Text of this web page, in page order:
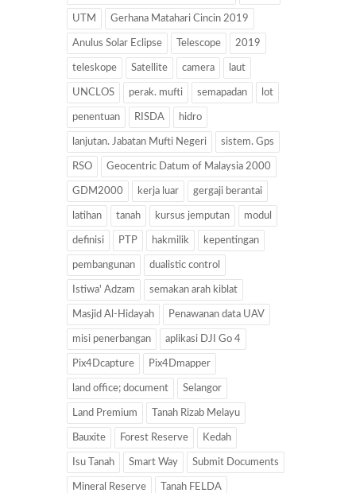
UTM Gerhana Matahari Cincin 2019
Anulus Solar Eclipse Telescope 2019
teleskope Satellite camera laut
UNCLOS perak. mufti semapadan lot
penentuan RISDA hidro
lanjutan. Jabatan Mufti Negeri sistem. Gps
RSO Geocentric Datum of Malaysia 2000
GDM2000 kerja luar gergaji berantai
latihan tanah kursus jemputan modul
definisi PTP hakmilik kepentingan
pembangunan dualistic control
Istiwa' Adzam semakan arah kiblat
Masjid Al-Hidayah Penawanan data UAV
misi penerbangan aplikasi DJI Go 4
Pix4Dcapture Pix4Dmapper
land office; document Selangor
Land Premium Tanah Rizab Melayu
Bauxite Forest Reserve Kedah
Isu Tanah Smart Way Submit Documents
Mineral Reserve Tanah FELDA